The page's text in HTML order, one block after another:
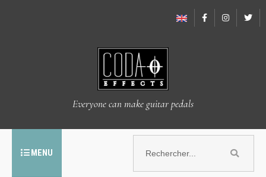
Everyone can make guitar pedals
MENU